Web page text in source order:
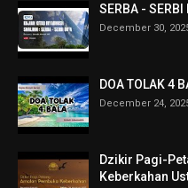
SERBA - SERBI
December 30,
December 24,
Dzikir Pagi-
Keberkahan